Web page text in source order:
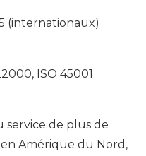
(internationaux)
ISO 45001
service de plus de
Amérique du Nord,